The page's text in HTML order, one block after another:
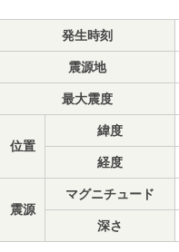
発生時刻
震源地
最大震度
位置
緯度
経度
震源
マグニチュード
深さ